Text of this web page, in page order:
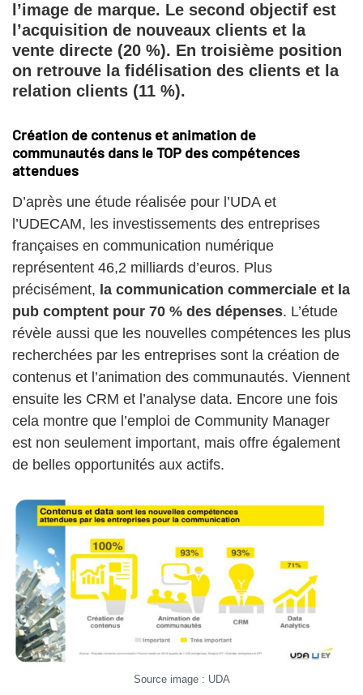
l’image de marque. Le second objectif est
l’acquisition de nouveaux clients et la
vente directe (20 %). En troisième position
on retrouve la fidélisation des clients et la
relation clients (11 %).
Création de contenus et animation de
communautés dans le TOP des compétences
attendues
D’après une étude réalisée pour l’UDA et
l’UDECAM, les investissements des entreprises
françaises en communication numérique
représentent 46,2 milliards d’euros. Plus
précisément, la communication commerciale et la
pub comptent pour 70 % des dépenses. L’étude
révèle aussi que les nouvelles compétences les plus
recherchées par les entreprises sont la création de
contenus et l’animation des communautés. Viennent
ensuite les CRM et l’analyse data. Encore une fois
cela montre que l’emploi de Community Manager
est non seulement important, mais offre également
de belles opportunités aux actifs.
Source image : UDA